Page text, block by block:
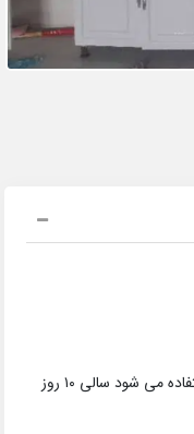
می شود سالی ۱۰ روز